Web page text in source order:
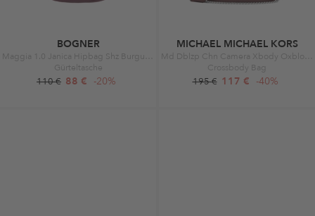
BOGNER
Gürteltasche
110 € 88 € -20%
MICHAEL MICHAEL KORS
Crossbody Bag
195 € 117 € -40%